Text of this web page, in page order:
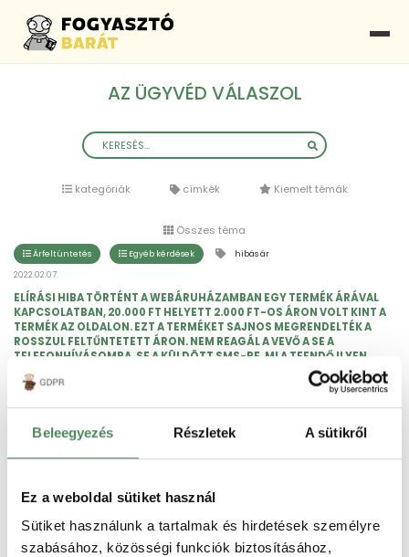
Beleegyezés Részletek A sütikről
Ez a weboldal sütiket használ
Sütiket használunk a tartalmak és hirdetések személyre
szabásához, közösségi funkciók biztosításához,
AZ ÜGYVÉD VÁLASZOL
kategóriák címkék Kiemelt témák
Összes téma
Árfeltüntetés Egyéb kérdések
hibás ár
2022.02.07.
ELÍRÁSI HIBA TÖRTÉNT A WEBÁRUHÁZAMBAN EGY TERMÉK ÁRÁVAL
KAPCSOLATBAN, 20.000 FT HELYETT 2.000 FT-OS ÁRON VOLT KINT A
TERMÉK AZ OLDALON. EZT A TERMÉKET SAJNOS MEGRENDELTÉK A
ROSSZUL FELTŰNTETETT ÁRON. NEM REAGÁL A VEVŐ A SE A
TELEFONHÍVÁSOMRA, SE A KÜLDÖTT SMS-RE. MI A TEENDŐ ILYEN
ESETBEN?
Amennyiben 2 visszaigazoló e-maillel dolgozik, és csak az első ment ki,
nyugodtan írja meg a vásárlónak, hogy hibás volt az ár, nem tudja
Ha már visszament a megrendelést megerősítő e-mail, akkor fel kell
valós áron való megvásárlási lehetőségét.